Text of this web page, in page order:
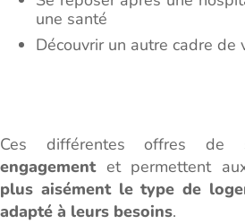
une santé
Découvrir un autre cadre de
Ces différentes offres de
engagementet permettent
plus aisément le type de
adapté à leurs besoins.